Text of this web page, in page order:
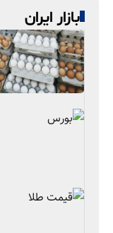
بازار ایران